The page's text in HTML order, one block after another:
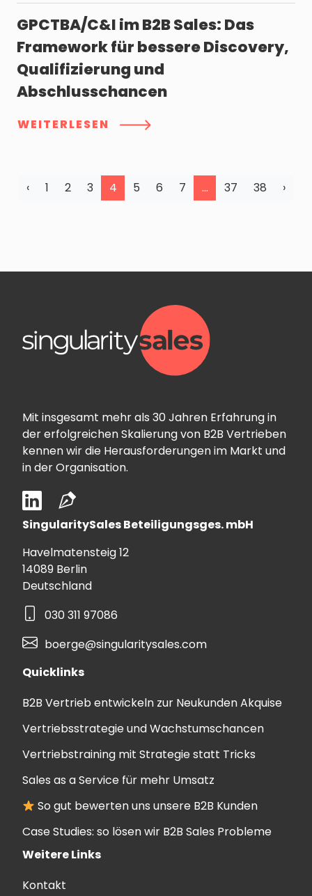
GPCTBA/C&I im B2B Sales: Das
Framework für bessere Discovery,
Qualifizierung und
Abschlusschancen
WEITERLESEN
‹ 1 2 3 4 5 6 7 … 37 38 ›
Mit insgesamt mehr als 30 Jahren Erfahrung in
der erfolgreichen Skalierung von B2B Vertrieben
kennen wir die Herausforderungen im Markt und
in der Organisation.
SingularitySales Beteiligungsges. mbH
Havelmatensteig 12
14089 Berlin
Deutschland
030 311 97086
boerge@singularitysales.com
Quicklinks
B2B Vertrieb entwickeln zur Neukunden Akquise
Vertriebsstrategie und Wachstumschancen
Vertriebstraining mit Strategie statt Tricks
Sales as a Service für mehr Umsatz
So gut bewerten uns unsere B2B Kunden
Case Studies: so lösen wir B2B Sales Probleme
Weitere Links
Kontakt